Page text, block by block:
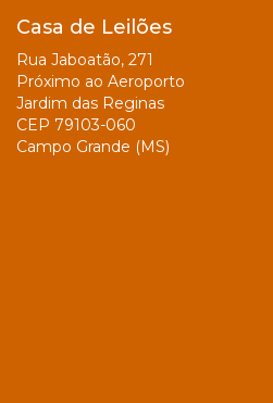
Casa de Leilões
Rua Jaboatão, 271
Próximo ao Aeroporto
Jardim das Reginas
CEP 79103-060
Campo Grande (MS)